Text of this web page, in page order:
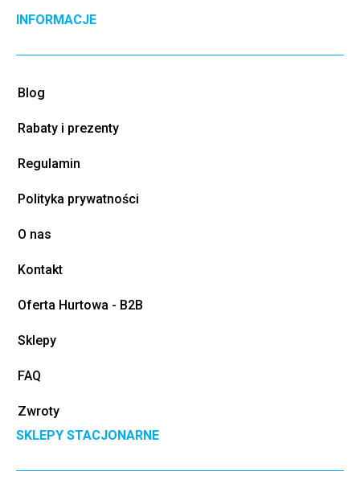
INFORMACJE
Blog
Rabaty i prezenty
Regulamin
Polityka prywatności
O nas
Kontakt
Oferta Hurtowa - B2B
Sklepy
FAQ
Zwroty
SKLEPY STACJONARNE